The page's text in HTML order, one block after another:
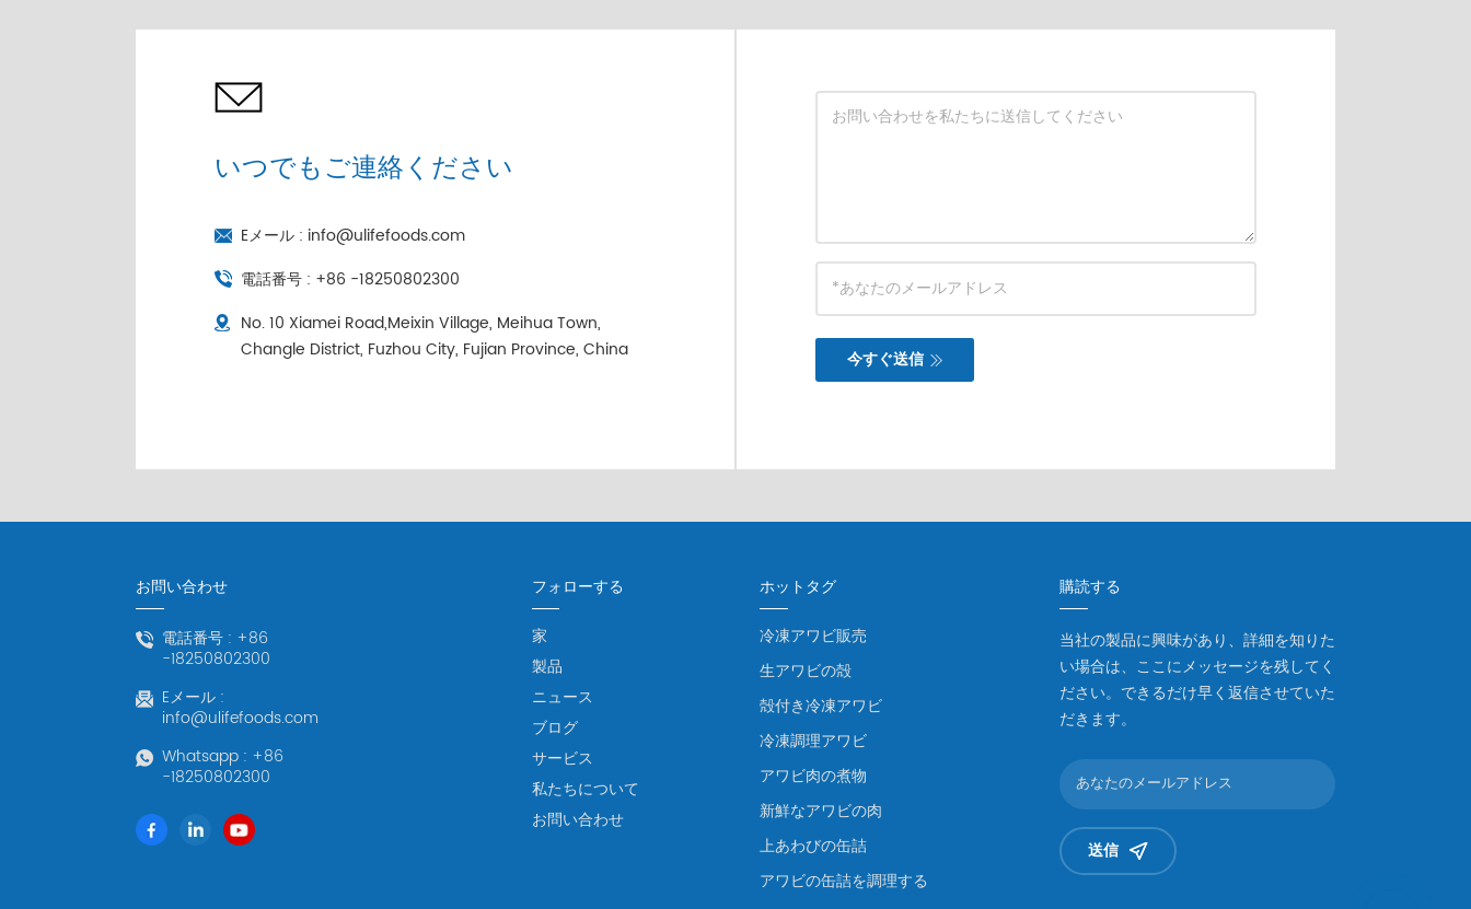
いつでもご連絡ください
Eメール : info@ulifefoods.com
電話番号 : +86 -18250802300
No. 10 Xiamei Road,Meixin Village, Meihua Town,
Changle District, Fuzhou City, Fujian Province, China
今すぐ送信
お問い合わせ
電話番号 : +86
-18250802300
Eメール :
info@ulifefoods.com
Whatsapp : +86
-18250802300
フォローする
家
製品
ニュース
ブログ
サービス
私たちについて
お問い合わせ
ホットタグ
冷凍アワビ販売
生アワビの殻
殻付き冷凍アワビ
冷凍調理アワビ
アワビ肉の煮物
新鮮なアワビの肉
上あわびの缶詰
アワビの缶詰を調理する
購読する
当社の製品に興味があり、詳細を知りた
い場合は、ここにメッセージを残してく
ださい。できるだけ早く返信させていた
だきます。
送信